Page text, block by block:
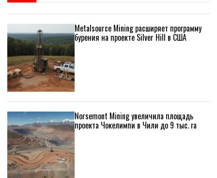
Metalsource Mining расширяет программу
бурения на проекте Silver Hill в США
Norsemont Mining увеличила площадь
проекта Чокелимпи в Чили до 9 тыс. га